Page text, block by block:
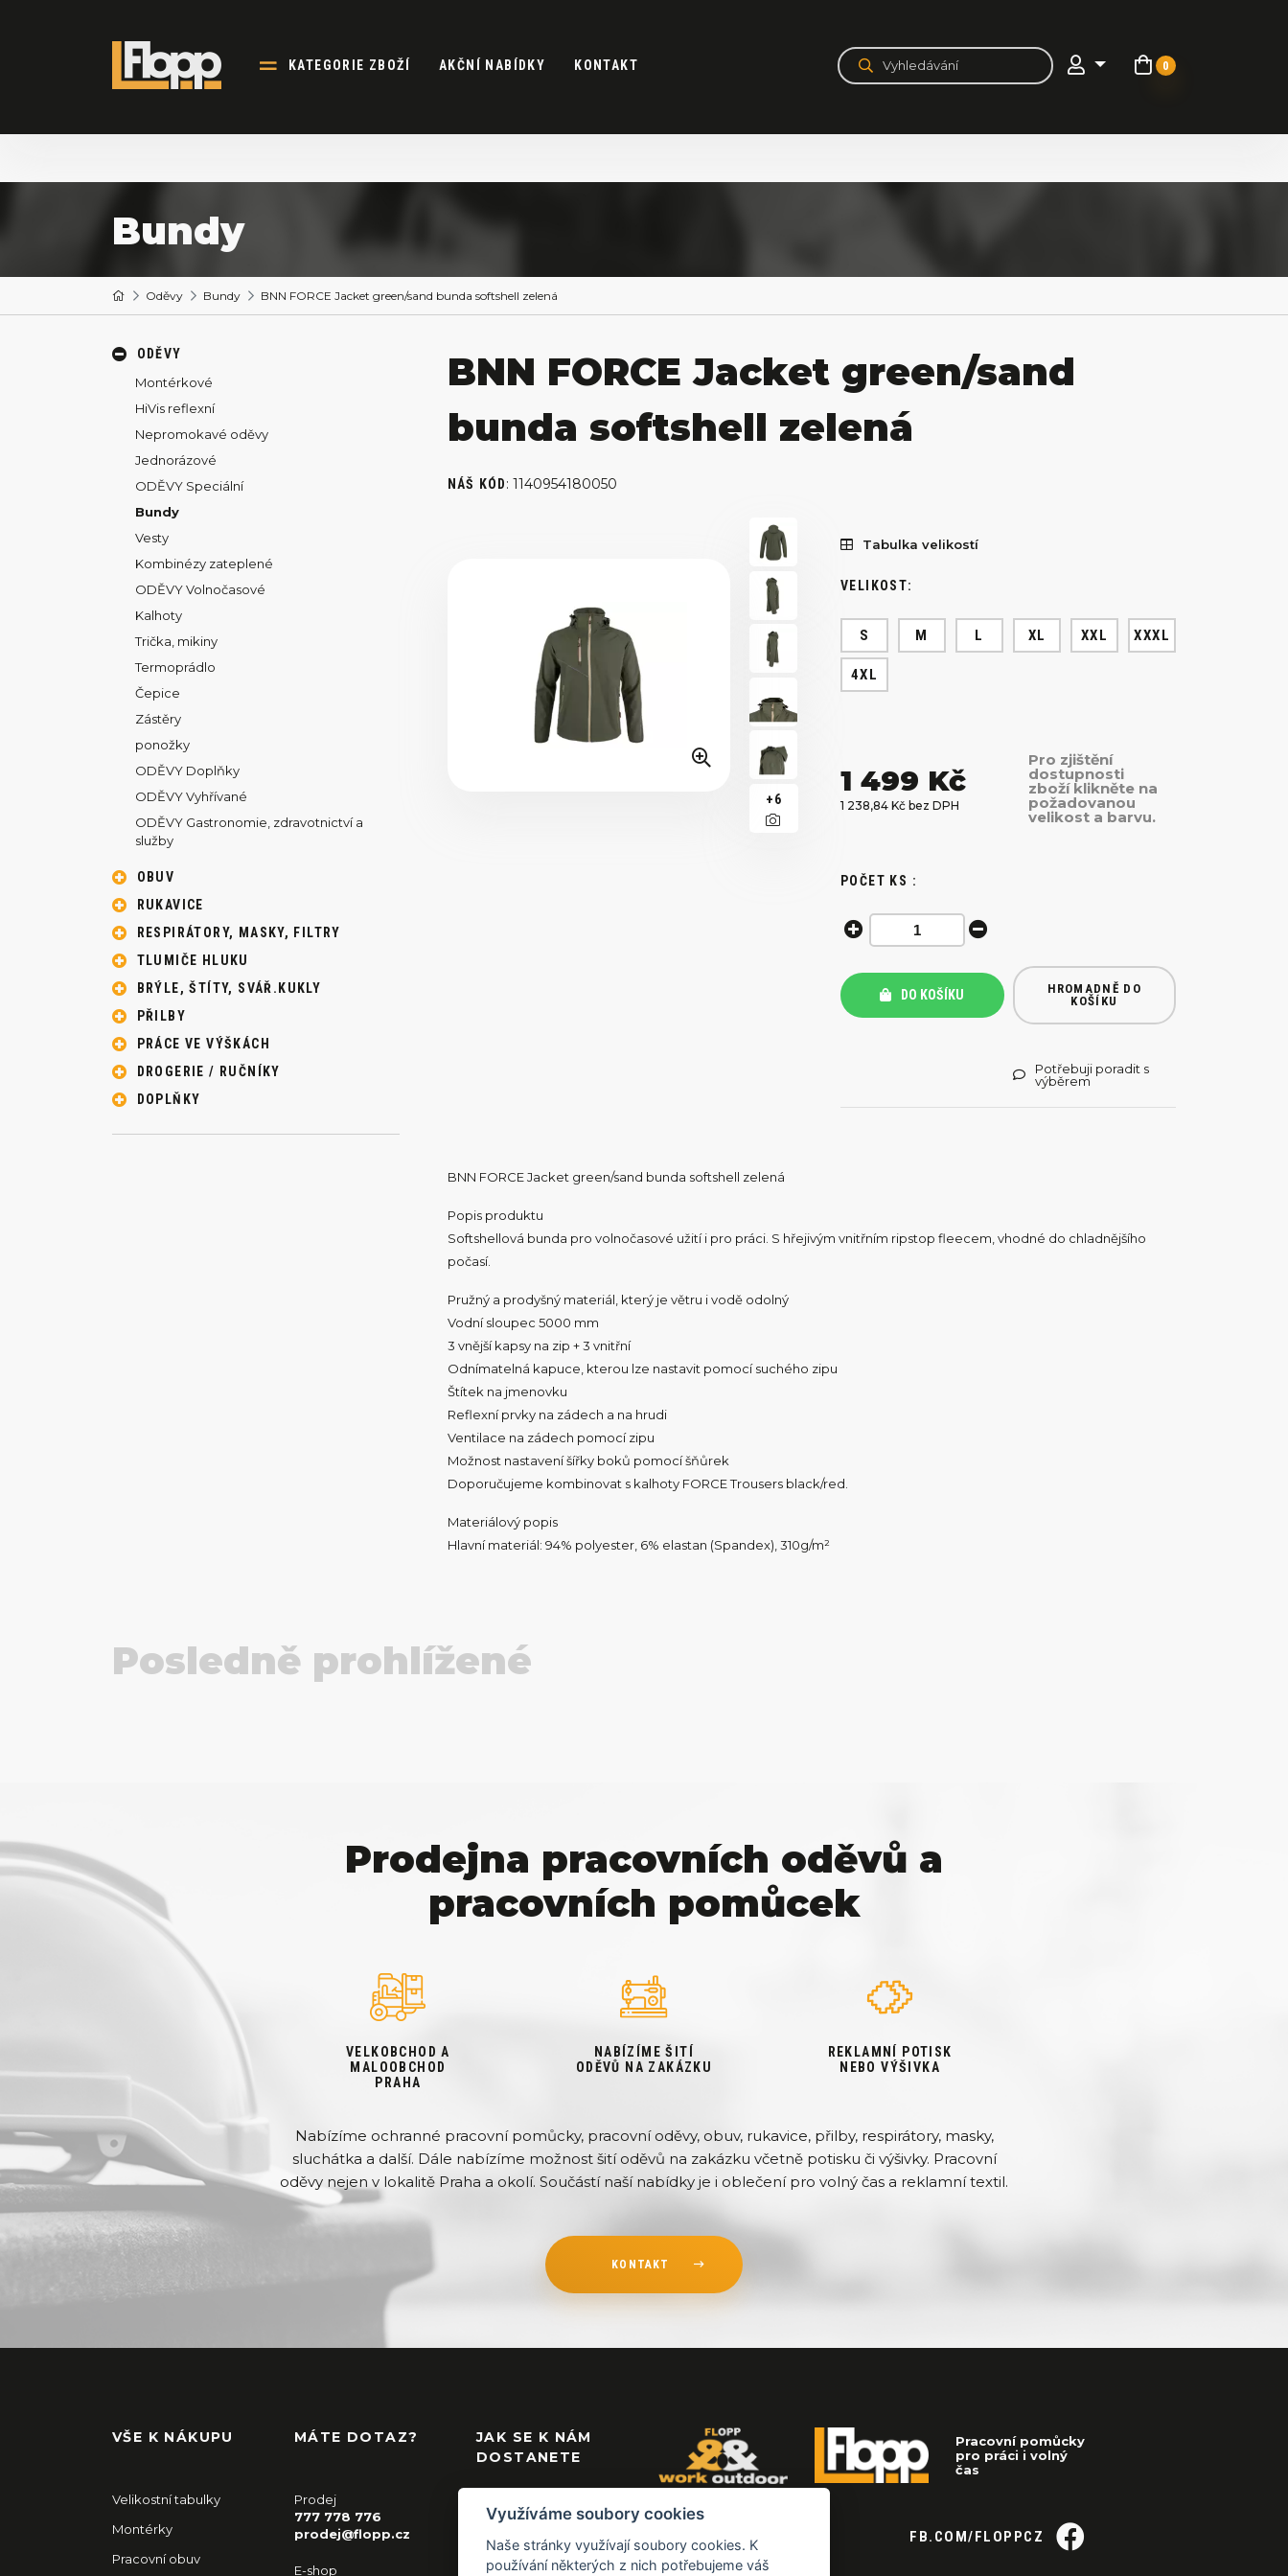
KATEGORIE ZBOŽÍ AKČNÍ NABÍDKY KONTAKT 0
Bundy
Oděvy Bundy BNN FORCE Jacket green/sand bunda softshell zelená
ODĚVY
Montérkové
HiVis reflexní
Nepromokavé oděvy
Jednorázové
ODĚVY Speciální
Bundy
Vesty
Kombinézy zateplené
ODĚVY Volnočasové
Kalhoty
Trička, mikiny
Termoprádlo
Čepice
Zástěry
ponožky
ODĚVY Doplňky
ODĚVY Vyhřívané
ODĚVY Gastronomie, zdravotnictví a
služby
OBUV
RUKAVICE
RESPIRÁTORY, MASKY, FILTRY
TLUMIČE HLUKU
BRÝLE, ŠTÍTY, SVÁŘ.KUKLY
PŘILBY
PRÁCE VE VÝŠKÁCH
DROGERIE / RUČNÍKY
DOPLŇKY
BNN FORCE Jacket green/sand
bunda softshell zelená
NÁŠ KÓD:1140954180050
+6
Tabulka velikostí
VELIKOST:
S M L XL XXL XXXL
4XL
1 499 Kč
1 238,84 Kč bez DPH
Pro zjištění
dostupnosti
zboží klikněte na
požadovanou
velikost a barvu.
POČET KS :
DO KOŠÍKU
HROMADNĚ DO
KOŠÍKU
Potřebuji poradit s
výběrem
BNN FORCE Jacket green/sand bunda softshell zelená
Popis produktu
Softshellová bunda pro volnočasové užití i pro práci. S hřejivým vnitřním ripstop fleecem, vhodné do chladnějšího
počasí.
Pružný a prodyšný materiál, který je větru i vodě odolný
Vodní sloupec 5000 mm
3 vnější kapsy na zip + 3 vnitřní
Odnímatelná kapuce, kterou lze nastavit pomocí suchého zipu
Štítek na jmenovku
Reflexní prvky na zádech a na hrudi
Ventilace na zádech pomocí zipu
Možnost nastavení šířky boků pomocí šňůrek
Doporučujeme kombinovat s kalhoty FORCE Trousers black/red.
Materiálový popis
Hlavní materiál: 94% polyester, 6% elastan (Spandex), 310g/m²
Posledně prohlížené
Prodejna pracovních oděvů a
pracovních pomůcek
VELKOBCHOD A
MALOOBCHOD
PRAHA
NABÍZÍME ŠITÍ
ODĚVŮ NA ZAKÁZKU
REKLAMNÍ POTISK
NEBO VÝŠIVKA
Nabízíme ochranné pracovní pomůcky, pracovní oděvy, obuv, rukavice, přilby, respirátory, masky,
sluchátka a další. Dále nabízíme možnost šití oděvů na zakázku včetně potisku či výšivky. Pracovní
oděvy nejen v lokalitě Praha a okolí. Součástí naší nabídky je i oblečení pro volný čas a reklamní textil.
KONTAKT
VŠE K NÁKUPU
Velikostní tabulky
Montérky
Pracovní obuv
MÁTE DOTAZ?
Prodej
777 778 776
prodej@flopp.cz
E-shop
JAK SE K NÁM
DOSTANETE
Pracovní pomůcky
pro práci i volný
čas
FB.COM/FLOPPCZ
Využíváme soubory cookies
Naše stránky využívají soubory cookies. K
používání některých z nich potřebujeme váš